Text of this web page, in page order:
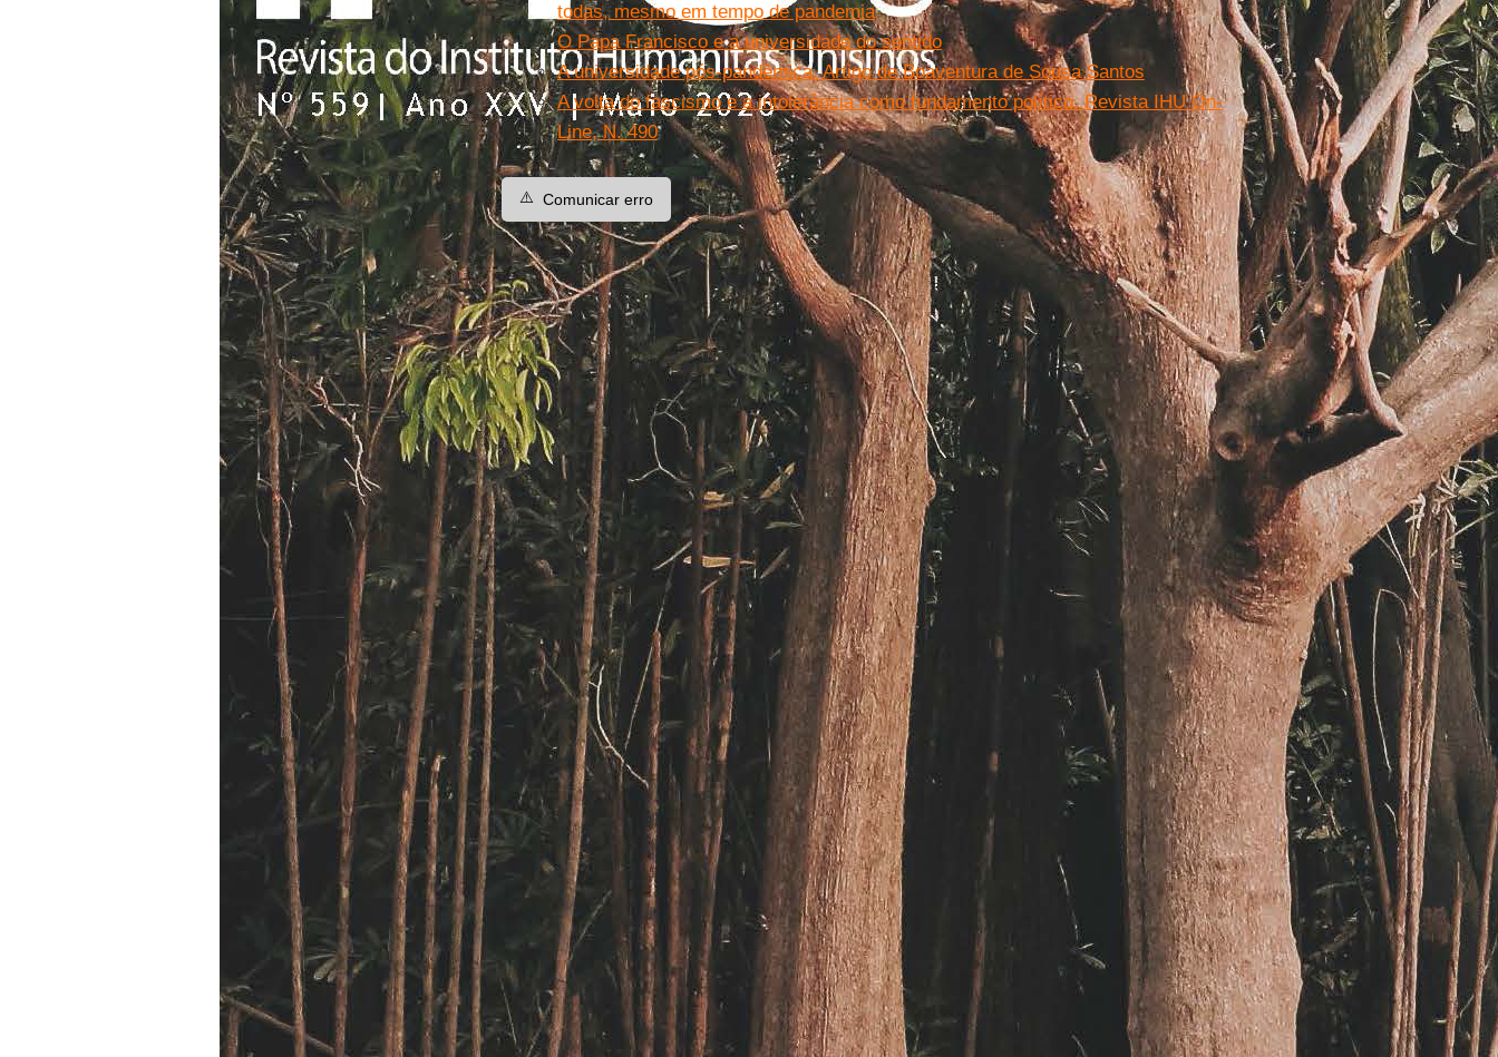
todas, mesmo em tempo de pandemia
O Papa Francisco e a universidade do sentido
A universidade pós-pandêmica. Artigo de Boaventura de Sousa Santos
A volta do fascismo e a intolerância como fundamento político. Revista IHU On-
Line, N. 490
⚠️ Comunicar erro